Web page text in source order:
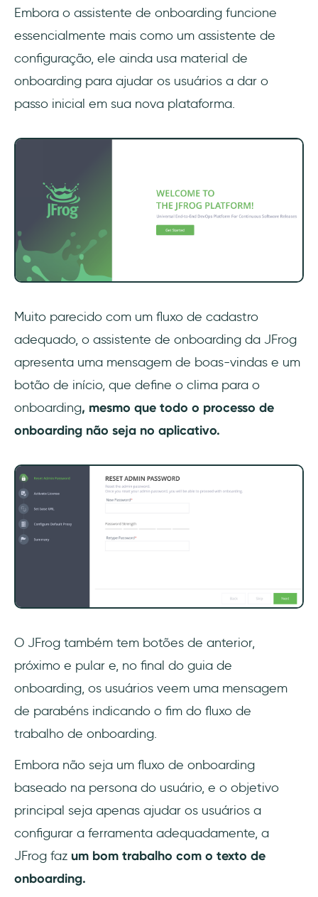
Embora o assistente de onboarding funcione
essencialmente mais como um assistente de
configuração, ele ainda usa material de
onboarding para ajudar os usuários a dar o
passo inicial em sua nova plataforma.
Muito parecido com um fluxo de cadastro
adequado, o assistente de onboarding da JFrog
apresenta uma mensagem de boas-vindas e um
botão de início, que define o clima para o
onboarding, mesmo que todo o processo de
onboarding não seja no aplicativo.
O JFrog também tem botões de anterior,
próximo e pular e, no final do guia de
onboarding, os usuários veem uma mensagem
de parabéns indicando o fim do fluxo de
trabalho de onboarding.
Embora não seja um fluxo de onboarding
baseado na persona do usuário, e o objetivo
principal seja apenas ajudar os usuários a
configurar a ferramenta adequadamente, a
JFrog faz um bom trabalho com o texto de
onboarding.